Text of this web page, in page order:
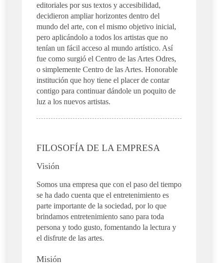
editoriales por sus textos y accesibilidad,
decidieron ampliar horizontes dentro del
mundo del arte, con el mismo objetivo inicial,
pero aplicándolo a todos los artistas que no
tenían un fácil acceso al mundo artístico. Así
fue como surgió el Centro de las Artes Odres,
o simplemente Centro de las Artes. Honorable
institución que hoy tiene el placer de contar
contigo para continuar dándole un poquito de
luz a los nuevos artistas.
FILOSOFÍA DE LA EMPRESA
Visión
Somos una empresa que con el paso del tiempo
se ha dado cuenta que el entretenimiento es
parte importante de la sociedad, por lo que
brindamos entretenimiento sano para toda
persona y todo gusto, fomentando la lectura y
el disfrute de las artes.
Misión